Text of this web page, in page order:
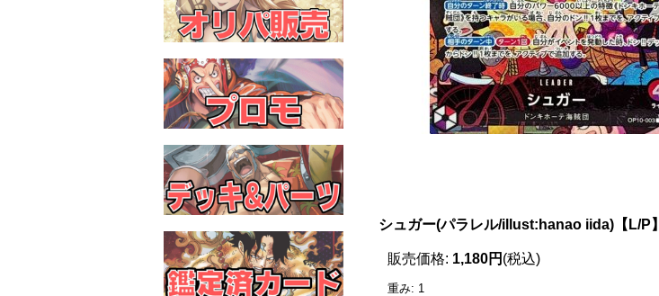
シュガー(パラレル/illust:hanao iida)【L/P
販売価格: 1,180円 (税込)
重み: 1